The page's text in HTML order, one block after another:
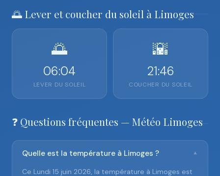
🌅 Lever et coucher du soleil à Limoges
🌅
06:04
LEVER DU SOLEIL
🌇
21:46
COUCHER DU SOLEIL
❓ Questions fréquentes — Météo Limoges
Quelle est la température à Limoges ? ▼
Ce Lundi 15 juin 2026, la température à Limoges est